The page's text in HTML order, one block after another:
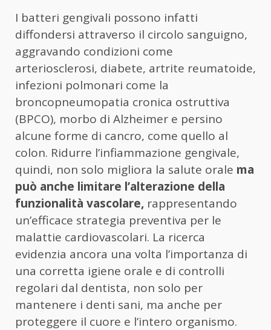
I batteri gengivali possono infatti
diffondersi attraverso il circolo sanguigno,
aggravando condizioni come
arteriosclerosi, diabete, artrite reumatoide,
infezioni polmonari come la
broncopneumopatia cronica ostruttiva
(BPCO), morbo di Alzheimer e persino
alcune forme di cancro, come quello al
colon. Ridurre l’infiammazione gengivale,
quindi, non solo migliora la salute orale ma
può anche limitare l’alterazione della
funzionalità vascolare, rappresentando
un’efficace strategia preventiva per le
malattie cardiovascolari. La ricerca
evidenzia ancora una volta l’importanza di
una corretta igiene orale e di controlli
regolari dal dentista, non solo per
mantenere i denti sani, ma anche per
proteggere il cuore e l’intero organismo.